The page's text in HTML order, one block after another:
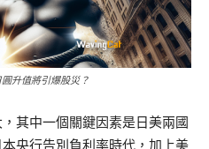
升值將引爆股災？
其中一個關鍵因素是日美兩國
央行告別負利率時代，加上美